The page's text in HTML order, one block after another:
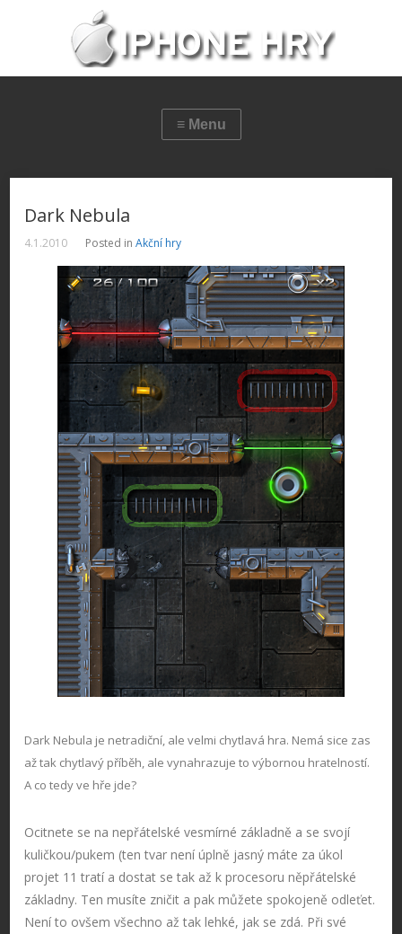
Dark Nebula
4.1.2010 Posted inAkční hry
Dark Nebula je netradiční, ale velmi chytlavá hra. Nemá sice zas
až tak chytlavý příběh, ale vynahrazuje to výbornou hratelností.
A co tedy ve hře jde?
Ocitnete se na nepřátelské vesmírné základně a se svojí
kuličkou/pukem (ten tvar není úplně jasný máte za úkol
projet 11 tratí a dostat se tak až k procesoru něpřátelské
základny. Ten musíte zničit a pak můžete spokojeně odleťet.
Není to ovšem všechno až tak lehké, jak se zdá. Při své